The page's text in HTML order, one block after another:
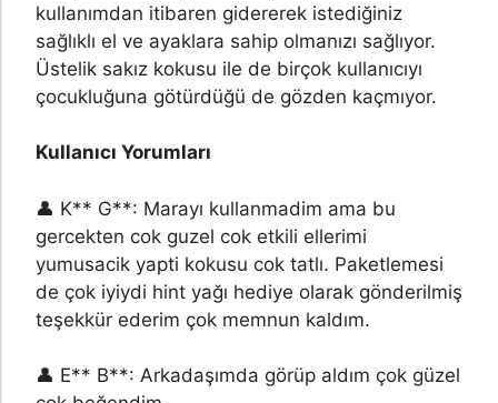
kullanımdan itibaren gidererek istediğiniz
sağlıklı el ve ayaklara sahip olmanızı sağlıyor.
Üstelik sakız kokusu ile de birçok kullanıcıyı
çocukluğuna götürdüğü de gözden kaçmıyor.
Kullanıcı Yorumları
👤 K** G**: Marayı kullanmadim ama bu
gercekten cok guzel cok etkili ellerimi
yumusacik yapti kokusu cok tatlı. Paketlemesi
de çok iyiydi hint yağı hediye olarak gönderilmiş
teşekkür ederim çok memnun kaldım.
👤 E** B**: Arkadaşımda görüp aldım çok güzel